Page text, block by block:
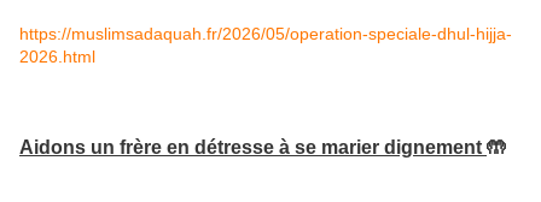
https://muslimsadaquah.fr/2026/05/operation-speciale-dhul-hijja-
2026.html
Aidons un frère en détresse à se marier dignement 🤲